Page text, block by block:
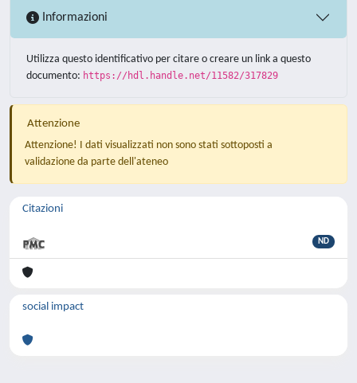
Informazioni
Utilizza questo identificativo per citare o creare un link a questo
documento: https://hdl.handle.net/11582/317829
Attenzione
Attenzione! I dati visualizzati non sono stati sottoposti a
validazione da parte dell'ateneo
Citazioni
ND
social impact